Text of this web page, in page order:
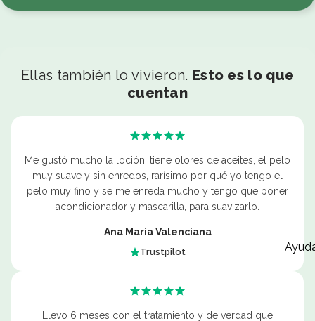
Ellas también lo vivieron. Esto es lo que
cuentan
Me gustó mucho la loción, tiene olores de aceites, el pelo
muy suave y sin enredos, rarísimo por qué yo tengo el
pelo muy fino y se me enreda mucho y tengo que poner
acondicionador y mascarilla, para suavizarlo.
Ana Maria Valenciana
Trustpilot
Llevo 6 meses con el tratamiento y de verdad que